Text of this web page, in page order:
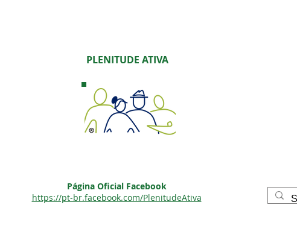
PLENITUDE ATIVA
Página Oficial Facebook
https://pt-br.facebook.com/PlenitudeAtiva